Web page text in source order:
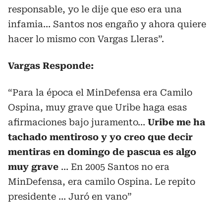
responsable, yo le dije que eso era una
infamia… Santos nos engaño y ahora quiere
hacer lo mismo con Vargas Lleras”.
Vargas Responde:
“Para la época el MinDefensa era Camilo
Ospina, muy grave que Uribe haga esas
afirmaciones bajo juramento… Uribe me ha
tachado mentiroso y yo creo que decir
mentiras en domingo de pascua es algo
muy grave … En 2005 Santos no era
MinDefensa, era camilo Ospina. Le repito
presidente … Juró en vano”